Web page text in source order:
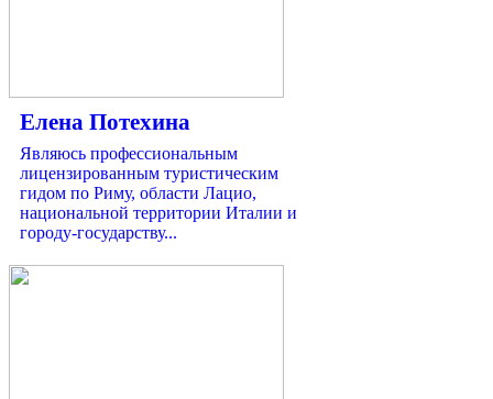
Елена Потехина
Являюсь профессиональным
лицензированным туристическим
гидом по Риму, области Лацио,
национальной территории Италии и
городу-государству...